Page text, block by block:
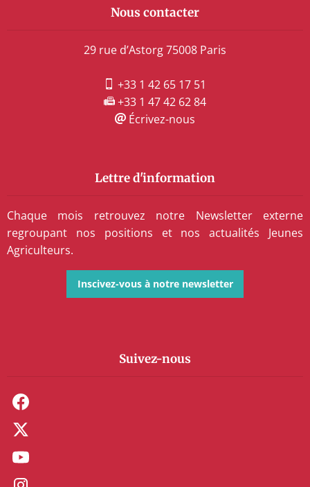
Nous contacter
29 rue d’Astorg 75008 Paris
+33 1 42 65 17 51
+33 1 47 42 62 84
Écrivez-nous
Lettre d'information
Chaque mois retrouvez notre Newsletter externe
regroupant nos positions et nos actualités Jeunes
Agriculteurs.
Inscivez-vous à notre newsletter
Suivez-nous